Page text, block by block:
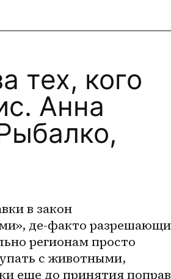
тех, кого
Анна
в закон
де-факто
регионам просто
с животными,
еще до принятия